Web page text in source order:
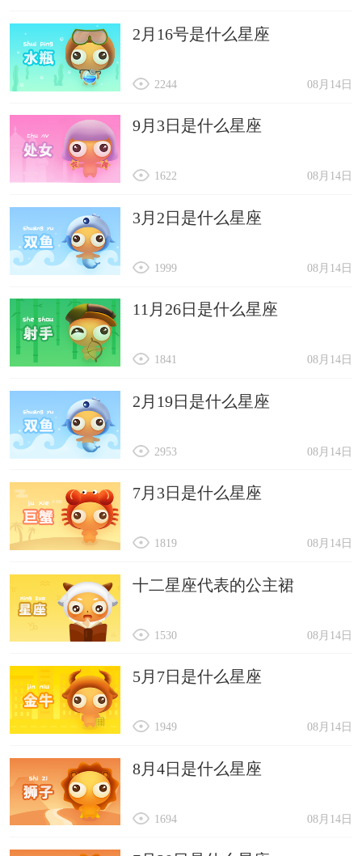
2月16号是什么星座
08月14日
2244
9月3日是什么星座
08月14日
1622
3月2日是什么星座
08月14日
1999
11月26日是什么星座
08月14日
1841
2月19日是什么星座
08月14日
2953
7月3日是什么星座
08月14日
1819
十二星座代表的公主裙
08月14日
1530
5月7日是什么星座
08月14日
1949
8月4日是什么星座
08月14日
1694